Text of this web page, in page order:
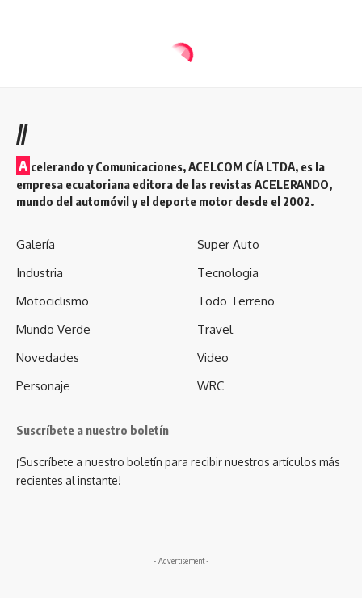
//
A celerando y Comunicaciones, ACELCOM CÍA LTDA, es la
empresa ecuatoriana editora de las revistas ACELERANDO,
mundo del automóvil y el deporte motor desde el 2002.
Galería
Industria
Motociclismo
Mundo Verde
Novedades
Personaje
Super Auto
Tecnologia
Todo Terreno
Travel
Video
WRC
Suscríbete a nuestro boletín
¡Suscríbete a nuestro boletín para recibir nuestros artículos más
recientes al instante!
- Advertisement -